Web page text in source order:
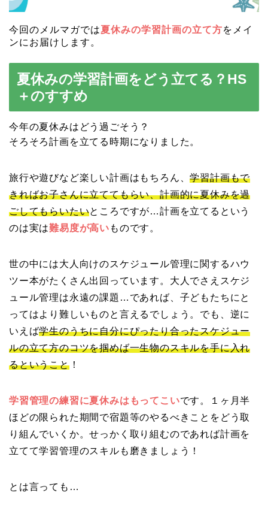
今回のメルマガでは夏休みの学習計画の立て方をメイ
ンにお届けします。
夏休みの学習計画をどう立てる？HS
＋のすすめ
今年の夏休みはどう過ごそう？
そろそろ計画を立てる時期になりました。
旅行や遊びなど楽しい計画はもちろん、学習計画もで
きればお子さんに立ててもらい、計画的に夏休みを過
ごしてもらいたいところですが…計画を立てるという
のは実は難易度が高い ものです。
世の中には大人向けのスケジュール管理に関するハウ
ツー本がたくさん出回っています。大人でさえスケジ
ュール管理は永遠の課題…であれば、子どもたちにと
ってはより難しいものと言えるでしょう。でも、逆に
いえば学生のうちに自分にぴったり合ったスケジュー
ルの立て方のコツを掴めば一生物のスキルを手に入れ
るということ！
学習管理の練習に夏休みはもってこいです。１ヶ月半
ほどの限られた期間で宿題等のやるべきことをどう取
り組んでいくか。せっかく取り組むのであれば計画を
立てて学習管理のスキルも磨きましょう！
とは言っても…